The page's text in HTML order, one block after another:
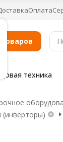
Оплата
товаров
техника